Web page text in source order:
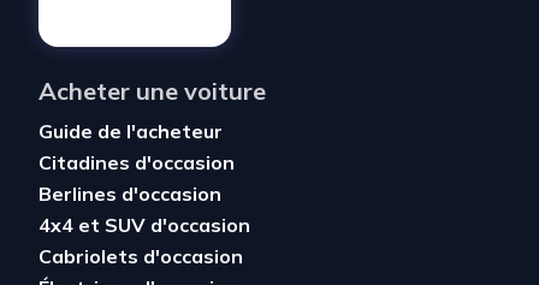
Acheter une voiture
Guide de l'acheteur
Citadines d'occasion
Berlines d'occasion
4x4 et SUV d'occasion
Cabriolets d'occasion